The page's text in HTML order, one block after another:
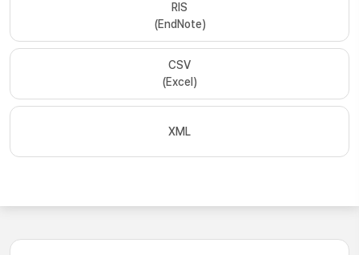
RIS
(EndNote)
CSV
(Excel)
XML